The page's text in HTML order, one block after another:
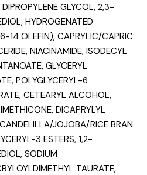
DIPROPYLENE GLYCOL, 2,3-
HYDROGENATED
14 OLEFIN), CAPRYLIC/CAPRIC
NIACINAMIDE, ISODECYL
GLYCERYL
POLYGLYCERYL-6
CETEARYL ALCOHOL,
DICAPRYLYL
JOJOBA/RICE BRAN
3 ESTERS, 1,2-
SODIUM
TAURATE,